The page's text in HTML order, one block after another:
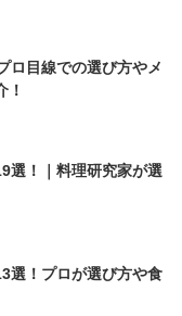
ロ目線での選び方やメ
！
選！｜料理研究家が選
選！プロが選び方や食